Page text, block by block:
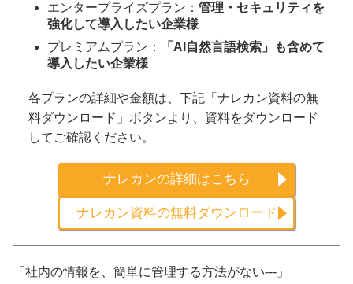
エンタープライズプラン： 管理・セキュリティを
強化して導入したい企業様
プレミアムプラン：
「AI自然言語検索」も含めて
導入したい企業様
各プランの詳細や金額は、下記「ナレカン資料の無
料ダウンロード」ボタンより、資料をダウンロード
してご確認ください。
ナレカンの詳細はこちら
ナレカン資料の無料ダウンロード
「社内の情報を、簡単に管理する方法がない---」